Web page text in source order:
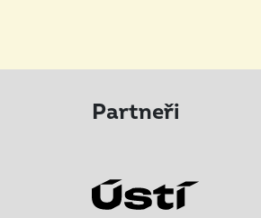
Partneři